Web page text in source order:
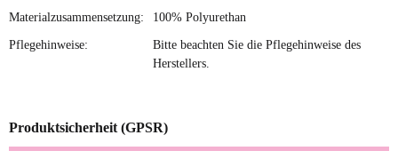
Materialzusammensetzung: 100% Polyurethan
Pflegehinweise:
Bitte beachten Sie die Pflegehinweise des
Herstellers.
Produktsicherheit (GPSR)